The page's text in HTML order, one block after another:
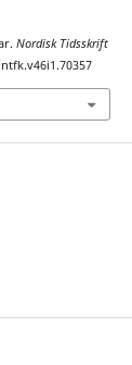
Nordisk Tidsskrift